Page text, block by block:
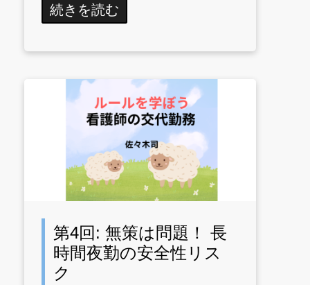
続きを読む
第4回: 無策は問題！ 長
時間夜勤の安全性リス
ク